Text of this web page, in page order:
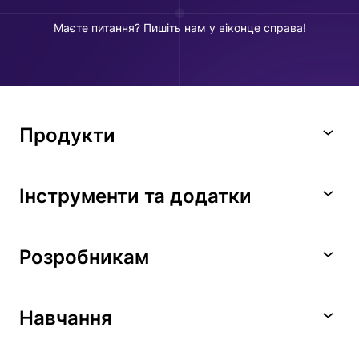
Маєте питання? Пишіть нам у віконце справа!
Продукти
Інструменти та додатки
Розробникам
Навчання